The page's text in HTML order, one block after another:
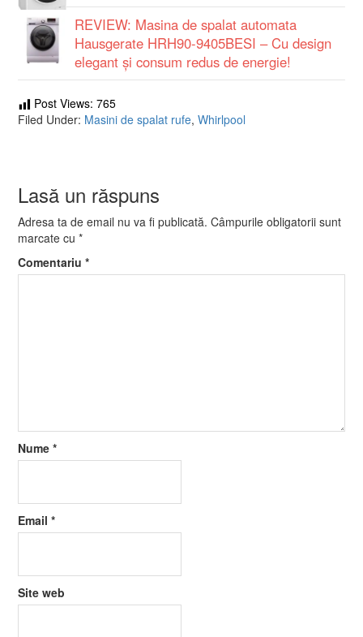
REVIEW: Masina de spalat automata
Hausgerate HRH90-9405BESI – Cu design
elegant și consum redus de energie!
Post Views: 765
Filed Under: Masini de spalat rufe,Whirlpool
Lasă un răspuns
Adresa ta de email nu va fi publicată. Câmpurile obligatorii sunt
marcate cu*
Comentariu*
Nume*
Email*
Site web